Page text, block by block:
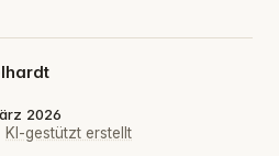
2026
KI-gestützt erstellt